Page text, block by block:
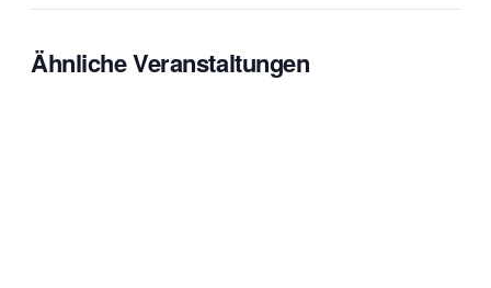
Ähnliche Veranstaltungen